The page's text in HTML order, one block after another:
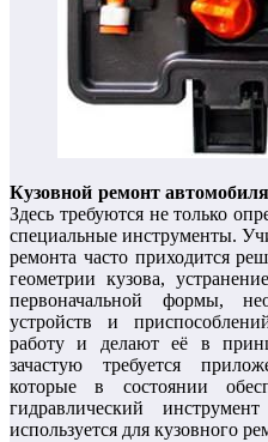
Кузовной ремонт автомобиля
Здесь требуются не только
специальные инструменты.
ремонта часто приходится
геометрии кузова,
первоначальной формы,
устройств и
работу и делают её в
зачастую требуется
которые в состоянии
гидравлический
используется для кузовного